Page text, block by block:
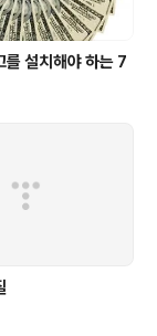
를 설치해야 하는 7